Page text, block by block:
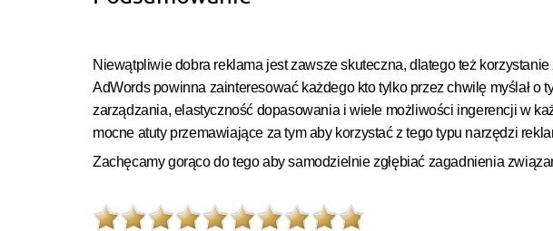
Niewątpliwie dobra reklama jest zawsze skuteczna, dlatego też
AdWords powinna zainteresować każdego kto tylko przez chwilę myślał o
zarządzania, elastyczność dopasowania i wiele możliwości ingerencji w
mocne atuty przemawiające za tym aby korzystać z tego typu narzędzi
Zachęcamy gorąco do tego aby samodzielnie zgłębiać zagadnienia